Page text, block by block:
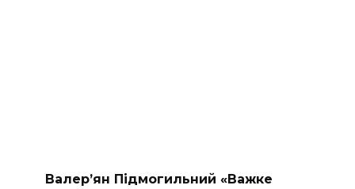
Валер’ян Підмогильний «Важке